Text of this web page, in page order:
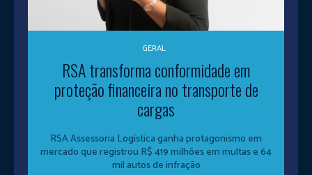
GERAL
RSA transforma conformidade em
proteção financeira no transporte de
cargas
RSA Assessoria Logística ganha protagonismo em
mercado que registrou R$ 419 milhões em multas e 64
mil autos de infração